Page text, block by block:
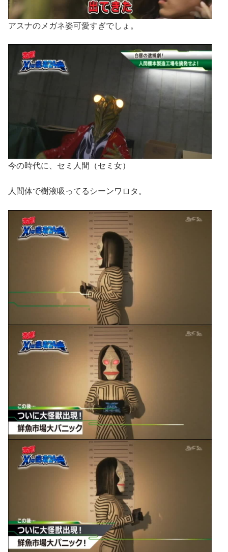
アスナのメガネ姿可愛すぎでしょ。
今の時代に、セミ人間（セミ女）
人間体で樹液吸ってるシーンワロタ。